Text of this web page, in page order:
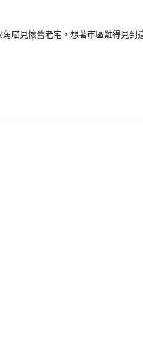
喵見懷舊老宅，想著市區難得見到